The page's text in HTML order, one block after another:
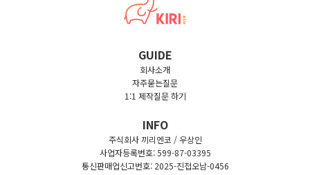
GUIDE
회사소개
자주묻는질문
1:1 제작질문 하기
INFO
주식회사 끼리엔코 / 우상인
사업자등록번호: 599-87-03395
통신판매업신고번호: 2025-진접오남-0456